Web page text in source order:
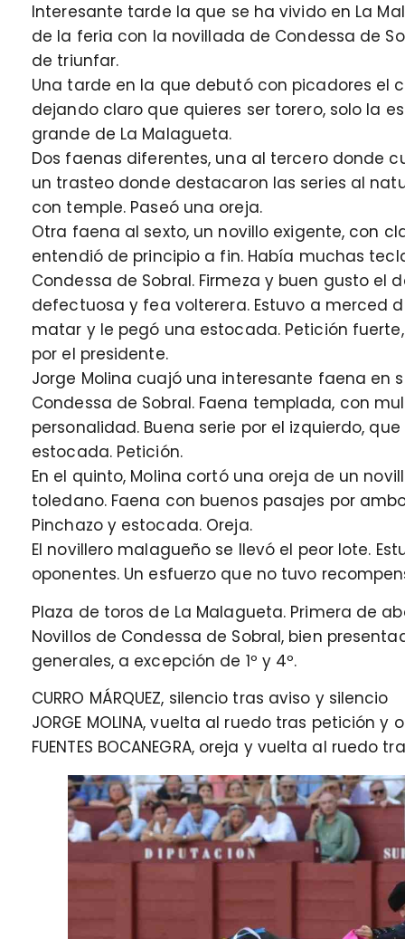
Interesante tarde la que se ha vivido en La
de la feria con la novillada de Condessa de
de triunfar.
Una tarde en la que debutó con picadores el
dejando claro que quieres ser torero, solo la
grande de La Malagueta.
Dos faenas diferentes, una al tercero donde
un trasteo donde destacaron las series al
con temple. Paseó una oreja.
Otra faena al sexto, un novillo exigente, con
entendió de principio a fin. Había muchas
Condessa de Sobral. Firmeza y buen gusto el
defectuosa y fea volterera. Estuvo a merced
matar y le pegó una estocada. Petición
por el presidente.
Jorge Molina cuajó una interesante faena en
Condessa de Sobral. Faena templada, con
personalidad. Buena serie por el izquierdo,
estocada. Petición.
En el quinto, Molina cortó una oreja de un
toledano. Faena con buenos pasajes por
Pinchazo y estocada. Oreja.
El novillero malagueño se llevó el peor lote.
oponentes. Un esfuerzo que no tuvo
Plaza de toros de La Malagueta. Primera de
Novillos de Condessa de Sobral, bien
generales, a excepción de 1º y 4º.
CURRO MÁRQUEZ, silencio tras aviso y silencio
JORGE MOLINA, vuelta al ruedo tras petición y
FUENTES BOCANEGRA, oreja y vuelta al ruedo